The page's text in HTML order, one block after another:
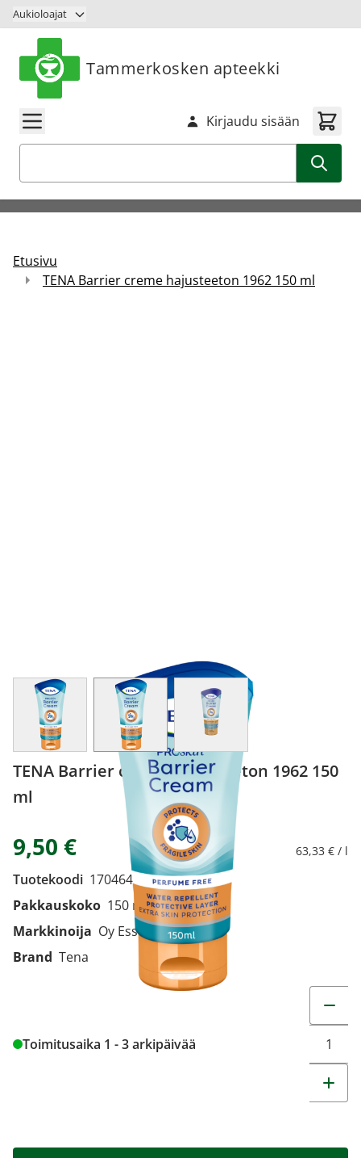
Siirry sisältöön
Aukioloajat
Tammerkosken apteekki
Kirjaudu sisään
Etusivu
TENA Barrier creme hajusteeton 1962 150 ml
View larger imageView larger imageView larger image
TENA Barrier creme hajusteeton 1962 150
ml
9,50 € 63,33 € / l
Tuotekoodi 1704642
Pakkauskoko 150 ml
Markkinoija Oy Essity Finland Ab
Brand Tena
Toimitusaika 1 - 3 arkipäivää